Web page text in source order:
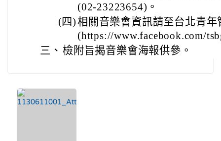
(02-23223654)。
(四)相關音樂會資訊請至台北青
(https://www.facebook.com/
三、 檢附旨揭音樂會海報供參。